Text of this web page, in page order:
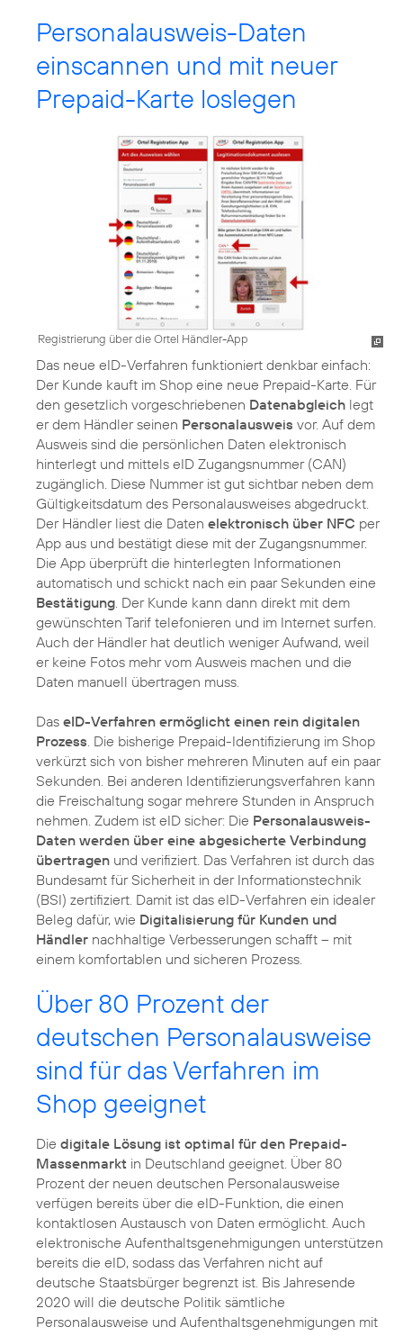
Personalausweis-Daten
einscannen und mit neuer
Prepaid-Karte loslegen
Registrierung über die Ortel Händler-App
Das neue eID-Verfahren funktioniert denkbar einfach:
Der Kunde kauft im Shop eine neue Prepaid-Karte. Für
den gesetzlich vorgeschriebenen Datenabgleich legt
er dem Händler seinen Personalausweis vor. Auf dem
Ausweis sind die persönlichen Daten elektronisch
hinterlegt und mittels eID Zugangsnummer (CAN)
zugänglich. Diese Nummer ist gut sichtbar neben dem
Gültigkeitsdatum des Personalausweises abgedruckt.
Der Händler liest die Daten elektronisch über NFC per
App aus und bestätigt diese mit der Zugangsnummer.
Die App überprüft die hinterlegten Informationen
automatisch und schickt nach ein paar Sekunden eine
Bestätigung . Der Kunde kann dann direkt mit dem
gewünschten Tarif telefonieren und im Internet surfen.
Auch der Händler hat deutlich weniger Aufwand, weil
er keine Fotos mehr vom Ausweis machen und die
Daten manuell übertragen muss.
Das eID-Verfahren ermöglicht einen rein digitalen
Prozess . Die bisherige Prepaid-Identifizierung im Shop
verkürzt sich von bisher mehreren Minuten auf ein paar
Sekunden. Bei anderen Identifizierungsverfahren kann
die Freischaltung sogar mehrere Stunden in Anspruch
nehmen. Zudem ist eID sicher: Die Personalausweis-
Daten werden über eine abgesicherte Verbindung
übertragen und verifiziert. Das Verfahren ist durch das
Bundesamt für Sicherheit in der Informationstechnik
(BSI) zertifiziert. Damit ist das eID-Verfahren ein idealer
Beleg dafür, wie Digitalisierung für Kunden und
Händler nachhaltige Verbesserungen schafft – mit
einem komfortablen und sicheren Prozess.
Über 80 Prozent der
deutschen Personalausweise
sind für das Verfahren im
Shop geeignet
Die digitale Lösung ist optimal für den Prepaid-
Massenmarkt in Deutschland geeignet. Über 80
Prozent der neuen deutschen Personalausweise
verfügen bereits über die eID-Funktion, die einen
kontaktlosen Austausch von Daten ermöglicht. Auch
elektronische Aufenthaltsgenehmigungen unterstützen
bereits die eID, sodass das Verfahren nicht auf
deutsche Staatsbürger begrenzt ist. Bis Jahresende
2020 will die deutsche Politik sämtliche
Personalausweise und Aufenthaltsgenehmigungen mit